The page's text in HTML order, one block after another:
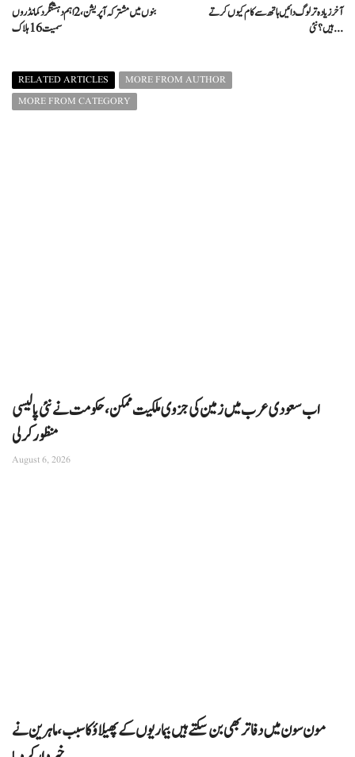
بنوں میں مشترکہ آپریشن، 2 اہم دہشتگرد کمانڈروں
سمیت 16 ہلاک
آخر زیادہ تر لوگ دائیں ہاتھ سے کام کیوں کرتے
ہیں؟ نئی ...
RELATED ARTICLES
MORE FROM AUTHOR
MORE FROM CATEGORY
اب سعودی عرب میں زمین کی جزوی ملکیت ممکن، حکومت نے نئی پالیسی
منظور کرلی
August 6, 2026
مون سون میں دفاتر بھی بن سکتے ہیں بیماریوں کے پھیلاؤ کا سبب، ماہرین نے